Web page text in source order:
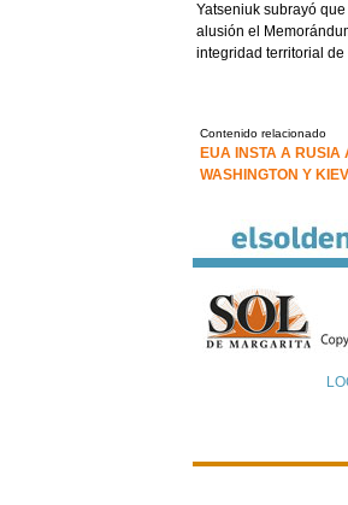
Yatseniuk subrayó
alusión el
integridad territorial de
Contenido relacionado
EUA INSTA A RUSIA
WASHINGTON Y